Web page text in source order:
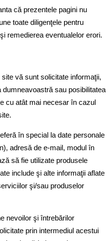
că prezentele pagini nu
toate diligenţele pentru
remedierea eventualelor erori.
vă sunt solicitate informaţii,
sau posibilitatea
cu atât mai necesar în cazul
în special la date personale
adresă de e-mail, modul în
să fie utilizate produsele
include şi alte informaţii aflate
şi/sau produselor
nevoilor şi întrebărilor
prin intermediul acestui